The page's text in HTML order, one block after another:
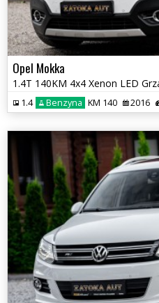
Opel Mokka
1.4 Benzyna KM 140 2016